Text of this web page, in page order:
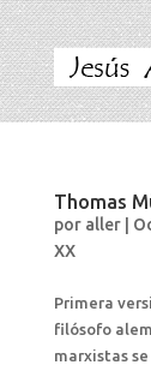
Thomas
por aller|
XX
Primera
filósofo
marxistas